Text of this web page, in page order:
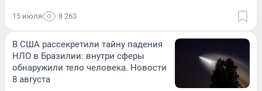
15 июля 8 263
В США рассекретили тайну падения
НЛО в Бразилии: внутри сферы
обнаружили тело человека. Новости
8 августа